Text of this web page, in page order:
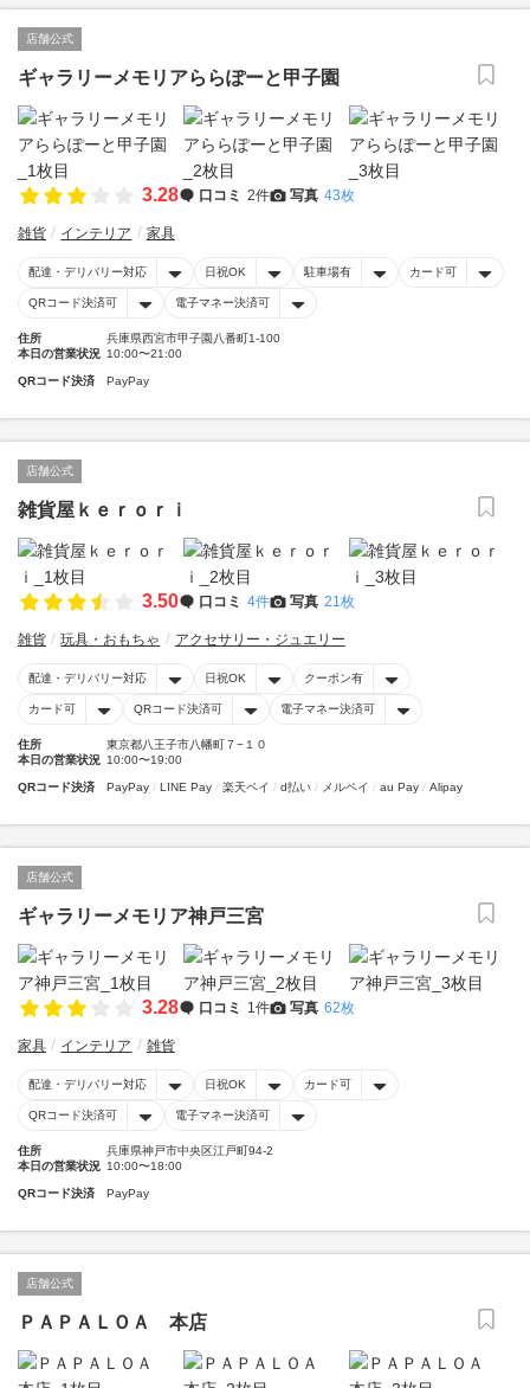
店舗公式
ギャラリーメモリアららぽーと甲子園
3.28 口コミ 2件 写真 43枚
雑貨 インテリア 家具
配達・デリバリー対応 日祝OK 駐車場有 カード可
QRコード決済可 電子マネー決済可
住所
兵庫県西宮市甲子園八番町1-100
本日の営業状況 10:00〜21:00
QRコード決済 PayPay
店舗公式
雑貨屋ｋｅｒｏｒｉ
3.50 口コミ 4件 写真 21枚
雑貨 玩具・おもちゃ アクセサリー・ジュエリー
配達・デリバリー対応 日祝OK クーポン有
カード可 QRコード決済可 電子マネー決済可
住所
東京都八王子市八幡町７−１０
本日の営業状況 10:00〜19:00
QRコード決済 PayPay LINE Pay 楽天ペイ d払い メルペイ au Pay Alipay
店舗公式
ギャラリーメモリア神戸三宮
3.28 口コミ 1件 写真 62枚
家具 インテリア 雑貨
配達・デリバリー対応 日祝OK カード可
QRコード決済可 電子マネー決済可
住所
兵庫県神戸市中央区江戸町94-2
本日の営業状況 10:00〜18:00
QRコード決済 PayPay
店舗公式
ＰＡＰＡＬＯＡ 本店